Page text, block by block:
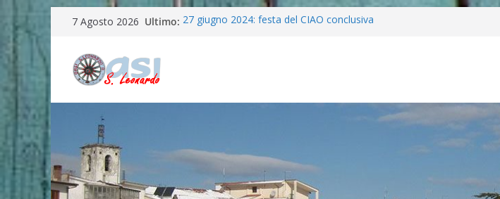
Salta
contenuto
7 Agosto 2026 Ultimo: 27 giugno 2024: festa del CIAO conclusiva